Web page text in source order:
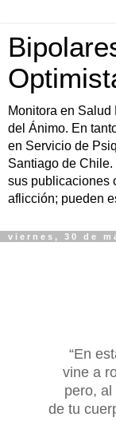
Monitora en
del Ánimo. En
en Servicio de
Santiago de
sus publicaciones
aflicción; pueden
viernes, 30 de
“En
vine a
pero,
de tu